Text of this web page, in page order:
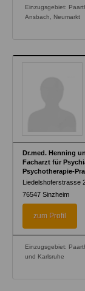
Einzugsgebiet:
Ansbach, Neumarkt
Dr.med. Henning
Facharzt für
Psychotherapie-
Liedelshoferstrasse
76547 Sinzheim
zum Profil
Einzugsgebiet:
und Karlsruhe